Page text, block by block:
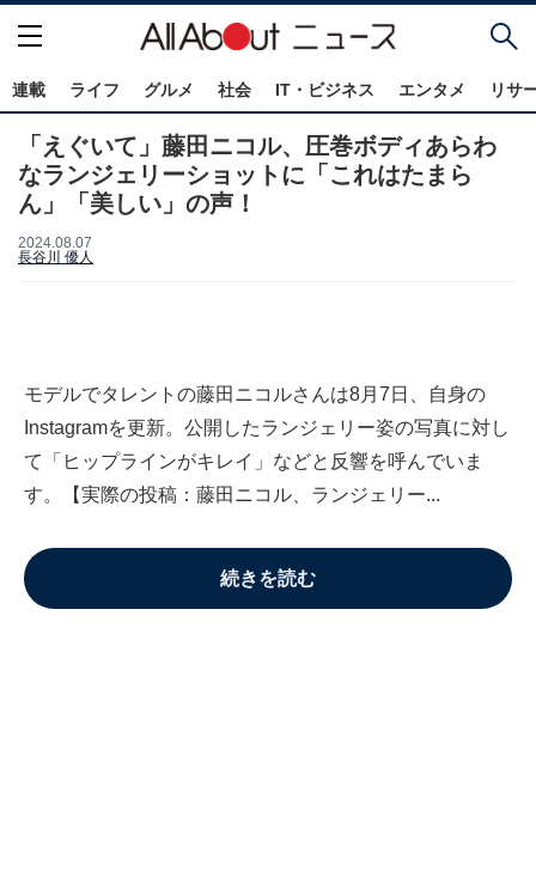
連載 ライフ グルメ 社会 IT・ビジネス エンタメ リサ
「えぐいて」藤田ニコル、圧巻ボディあらわ
なランジェリーショットに「これはたまら
ん」「美しい」の声！
2024.08.07
長谷川 優人
モデルでタレントの藤田ニコルさんは8月7日、自身の
Instagramを更新。公開したランジェリー姿の写真に対し
て「ヒップラインがキレイ」などと反響を呼んでいま
す。【実際の投稿：藤田ニコル、ランジェリー...
続きを読む